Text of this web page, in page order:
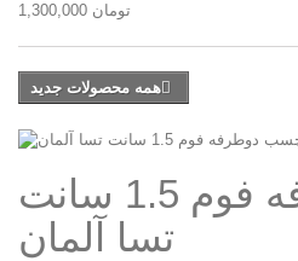
1,300,000 تومان
همه محصولات جدید
چسب دوطرفه فوم 1.5 سانت
تسا آلمان